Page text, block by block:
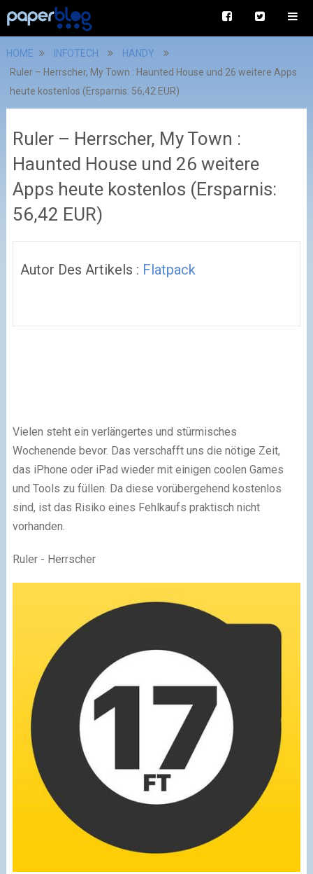
HOME INFOTECH
HANDY
Ruler – Herrscher, My Town : Haunted House und 26 weitere Apps
heute kostenlos (Ersparnis: 56,42 EUR)
Ruler – Herrscher, My Town :
Haunted House und 26 weitere
Apps heute kostenlos (Ersparnis:
56,42 EUR)
Autor Des Artikels : Flatpack
Vielen steht ein verlängertes und stürmisches
Wochenende bevor. Das verschafft uns die nötige Zeit,
das iPhone oder iPad wieder mit einigen coolen Games
und Tools zu füllen. Da diese vorübergehend kostenlos
sind, ist das Risiko eines Fehlkaufs praktisch nicht
vorhanden.
Ruler - Herrscher